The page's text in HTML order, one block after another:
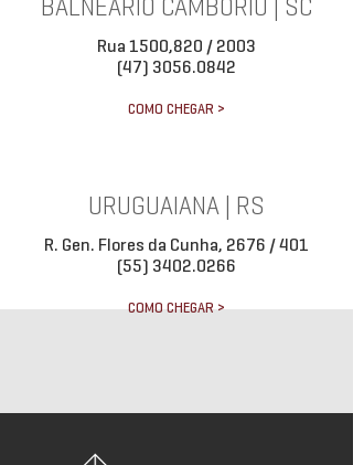
BALNEÁRIO CAMBORIÚ | SC
Rua 1500,820 / 2003
(47) 3056.0842
COMO CHEGAR >
URUGUAIANA | RS
R. Gen. Flores da Cunha, 2676 / 401
(55) 3402.0266
COMO CHEGAR >